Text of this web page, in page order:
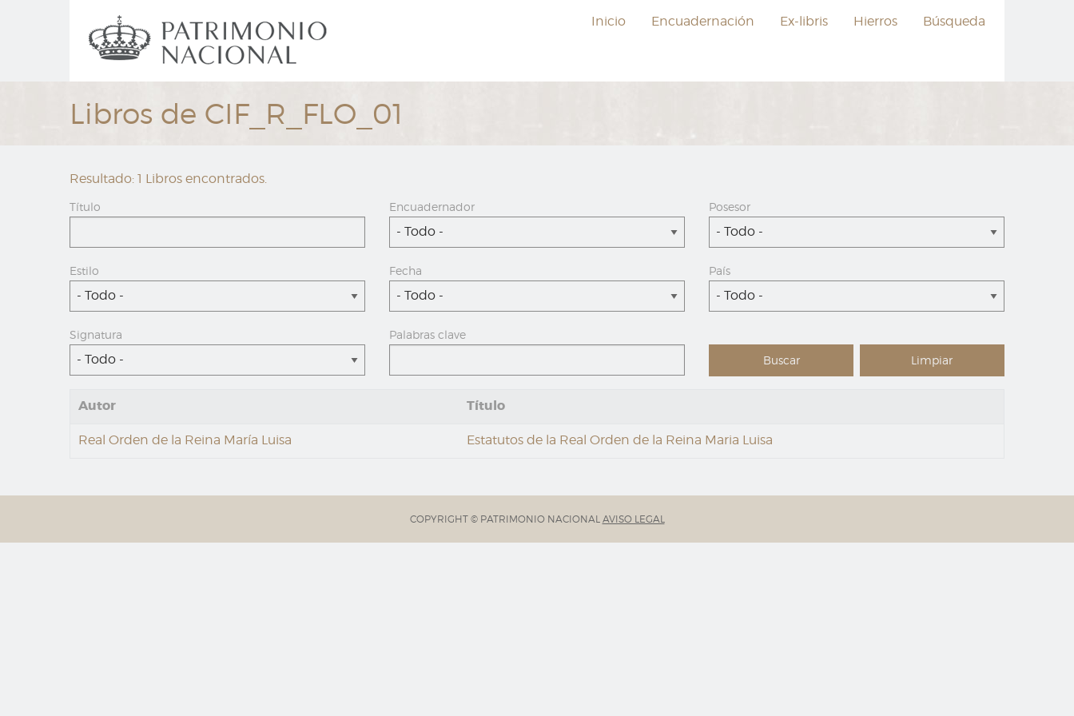
Navegación
principal
Inicio Encuadernación Ex-libris Hierros Búsqueda
Libros de CIF_R_FLO_01
Resultado: 1 Libros encontrados.
Título Encuadernador
- Todo -
Posesor
- Todo -
Estilo
- Todo -
Fecha
- Todo -
País
- Todo -
Signatura
- Todo -
Palabras clave
Autor Título
Real Orden de la Reina María Luisa Estatutos de la Real Orden de la Reina Maria Luisa
COPYRIGHT © PATRIMONIO NACIONAL AVISO LEGAL